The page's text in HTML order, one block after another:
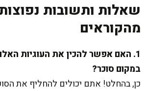
שאלות ותשובות
מהקוראים
1. האם אפשר להכין את העוגיות
במקום סוכר?
כן, בהחלט! אתם יכולים להחליף את